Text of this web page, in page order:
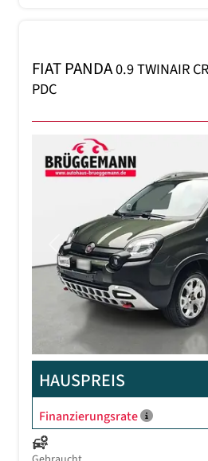
FIAT PANDA0.9 TWINAIR
PDC
Previous
HAUSPREIS
Finanzierungsrate